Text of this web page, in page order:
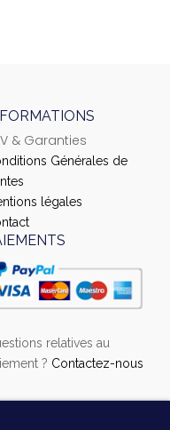
& Garanties
Générales de
légales
relatives au
? Contactez-nous